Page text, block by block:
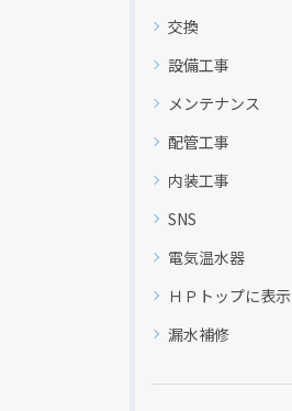
交換
設備工事
メンテナンス
配管工事
内装工事
SNS
電気温水器
ＨＰトップに表示
漏水補修